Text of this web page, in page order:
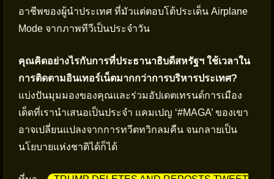
อาชีพของผู้นำประเทศ ที่มัวแต่ตอบโต้ประเด็น Airplane
Mode จากภาพทีวีเป็นประจำวัน
คุณคิดอย่างไรกับการที่ประธานาธิบดีสหรัฐฯ ใช้เวลาใน
การติดตามอินเทอร์เน็ตมากกว่าการบริหารประเทศ?
แบ่งปันมุมมองของคุณและร่วมอัปเดตเทรนด์การเมือง
เด็ดที่เรานำเสนอเป็นประจำ แคมเปญ ‘#MAGA’ ของเขา
อาจเปลี่ยนแปลงจากการทวีตทวิกลมคืน จนกลายเป็น
นโยบายแห่งชาติได้ก็ได้